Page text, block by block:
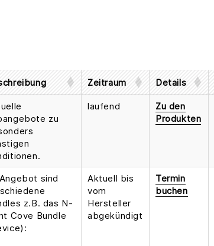
Zeitraum Details
zu
laufend
Zu den
Produkten
sind
z.B. das N-
Cove Bundle
Aktuell bis
vom
Hersteller
abgekündigt
Termin
buchen